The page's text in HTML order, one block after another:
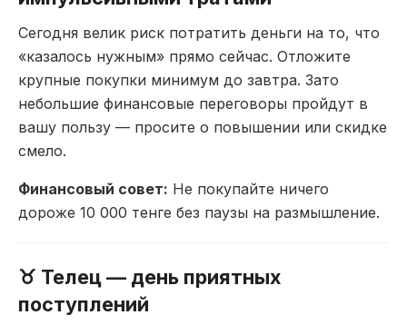
Сегодня велик риск потратить деньги на то, что
«казалось нужным» прямо сейчас. Отложите
крупные покупки минимум до завтра. Зато
небольшие финансовые переговоры пройдут в
вашу пользу — просите о повышении или скидке
смело.
Финансовый совет: Не покупайте ничего
дороже 10 000 тенге без паузы на размышление.
♉ Телец — день приятных
поступлений